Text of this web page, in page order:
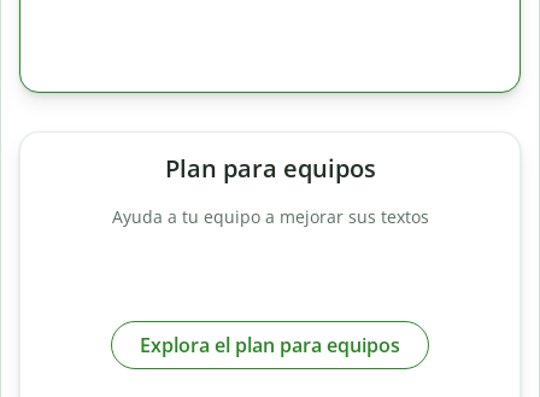
Plan para equipos
Ayuda a tu equipo a mejorar sus textos
Explora el plan para equipos